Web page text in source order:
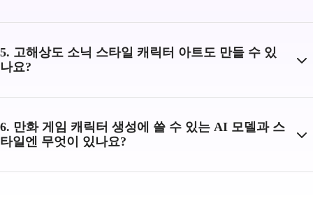
5. 고해상도 소닉 스타일 캐릭터 아트도 만들 수 있
나요?
6. 만화 게임 캐릭터 생성에 쓸 수 있는 AI 모델과 스
타일엔 무엇이 있나요?